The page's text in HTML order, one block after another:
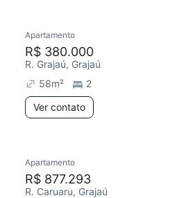
Apartamento
R$ 380.000
R. Grajaú, Grajaú
58m²
2
Ver contato
Apartamento
R$ 877.293
R. Caruaru, Grajaú